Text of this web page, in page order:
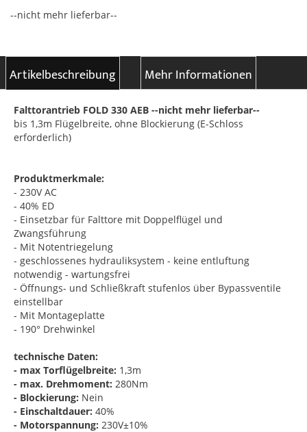
--nicht mehr lieferbar--
Artikelbeschreibung Mehr Informationen
Falttorantrieb FOLD 330 AEB --nicht mehr lieferbar--
bis 1,3m Flügelbreite, ohne Blockierung (E-Schloss
erforderlich)
Produktmerkmale:
- 230V AC
- 40% ED
- Einsetzbar für Falttore mit Doppelflügel und
Zwangsführung
- Mit Notentriegelung
- geschlossenes hydrauliksystem - keine entluftung
notwendig - wartungsfrei
- Öffnungs- und Schließkraft stufenlos über Bypassventile
einstellbar
- Mit Montageplatte
- 190° Drehwinkel
technische Daten:
- max Torflügelbreite: 1,3m
- max. Drehmoment: 280Nm
- Blockierung: Nein
- Einschaltdauer: 40%
- Motorspannung: 230V±10%